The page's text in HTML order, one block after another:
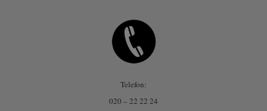
Telefon:
020 – 22 22 24